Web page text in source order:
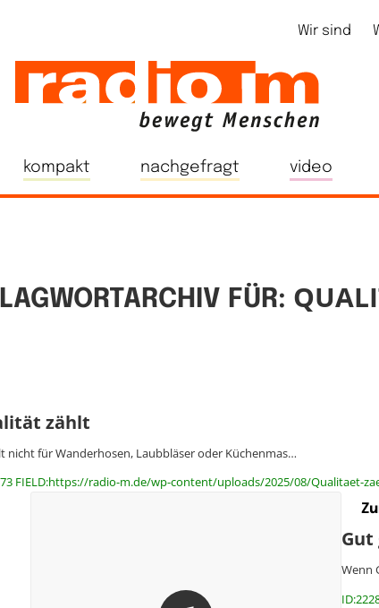
Wir sind
kompakt nachgefragt video
FÜR:
zählt
nicht für Wanderhosen, Laubbläser oder Küchenmas…
FIELD:https://radio-m.de/wp-content/uploads/2025/08/Qualitaet-
Gut
Wenn